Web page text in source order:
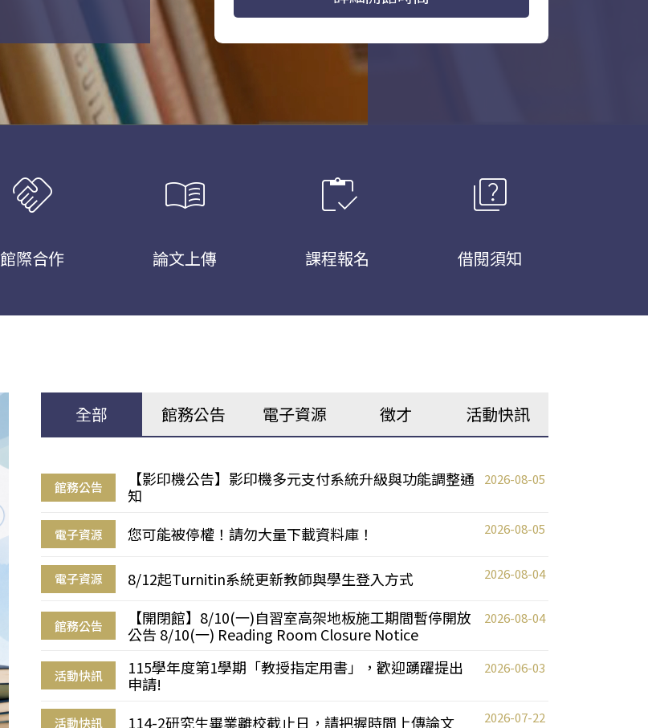
handshake
館際合作
menu_book
論文上傳
inventory
課程報名
quiz
借閱須知
全部 館務公告 電子資源 徵才 活動快訊
館務公告
【影印機公告】影印機多元支付系統升級與功能調整通
知
2026-08-05
電子資源 您可能被停權！請勿大量下載資料庫！ 2026-08-05
電子資源 8/12起Turnitin系統更新教師與學生登入方式 2026-08-04
館務公告
【開閉館】8/10(一)自習室高架地板施工期間暫停開放
公告 8/10(一) Reading Room Closure Notice
2026-08-04
活動快訊
115學年度第1學期「教授指定用書」，歡迎踴躍提出
申請!
2026-06-03
活動快訊 114-2研究生畢業離校截止日，請把握時間上傳論文 2026-07-22